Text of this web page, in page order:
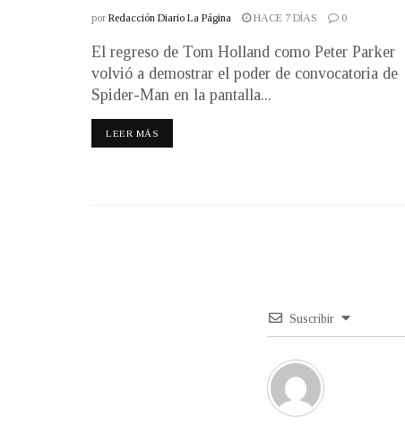
por Redacción Diario La Página HACE 7 DÍAS 0
El regreso de Tom Holland como Peter Parker
volvió a demostrar el poder de convocatoria de
Spider-Man en la pantalla...
LEER MÁS
Suscribir